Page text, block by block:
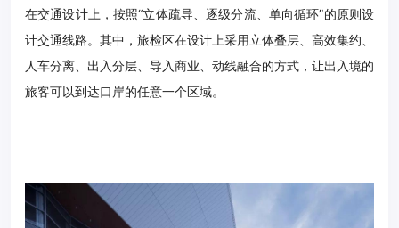
在交通设计上，按照“立体疏导、逐级分流、单向循环”的原则设
计交通线路。其中，旅检区在设计上采用立体叠层、高效集约、
人车分离、出入分层、导入商业、动线融合的方式，让出入境的
旅客可以到达口岸的任意一个区域。